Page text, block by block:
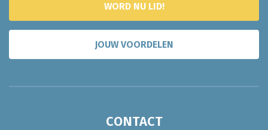
WORD NU LID!
JOUW VOORDELEN
CONTACT